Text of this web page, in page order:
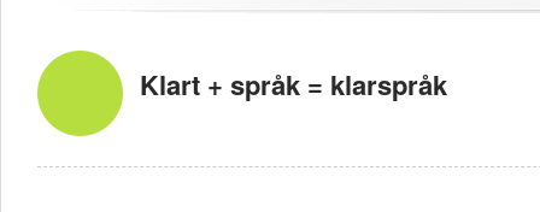
Klart + språk = klarspråk